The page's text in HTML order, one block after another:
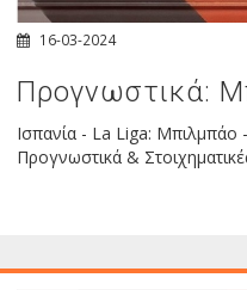
16-03-2024
Προγνωστικά:
Ισπανία - La Liga:
Προγνωστικά &